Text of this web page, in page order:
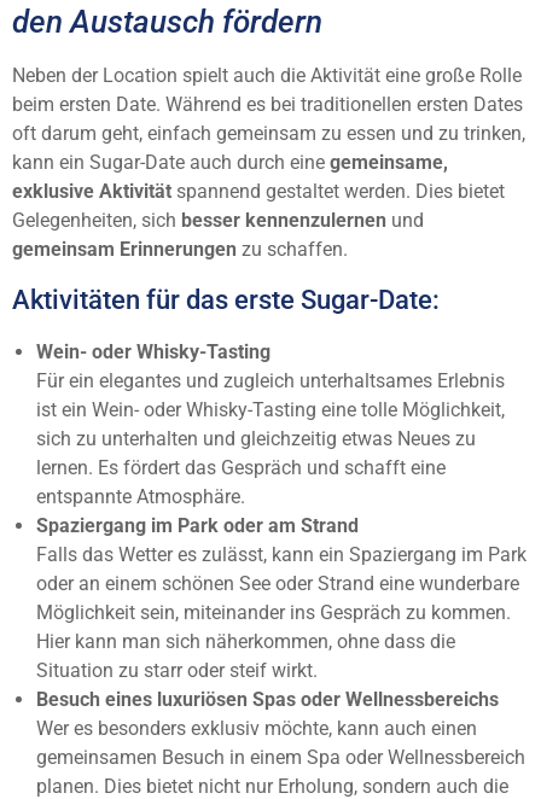
den Austausch fördern
Neben der Location spielt auch die Aktivität eine große Rolle
beim ersten Date. Während es bei traditionellen ersten Dates
oft darum geht, einfach gemeinsam zu essen und zu trinken,
kann ein Sugar-Date auch durch eine gemeinsame,
exklusive Aktivität spannend gestaltet werden. Dies bietet
Gelegenheiten, sich besser kennenzulernen und
gemeinsam Erinnerungen zu schaffen.
Aktivitäten für das erste Sugar-Date:
Wein- oder Whisky-Tasting
Für ein elegantes und zugleich unterhaltsames Erlebnis
ist ein Wein- oder Whisky-Tasting eine tolle Möglichkeit,
sich zu unterhalten und gleichzeitig etwas Neues zu
lernen. Es fördert das Gespräch und schafft eine
entspannte Atmosphäre.
Spaziergang im Park oder am Strand
Falls das Wetter es zulässt, kann ein Spaziergang im Park
oder an einem schönen See oder Strand eine wunderbare
Möglichkeit sein, miteinander ins Gespräch zu kommen.
Hier kann man sich näherkommen, ohne dass die
Situation zu starr oder steif wirkt.
Besuch eines luxuriösen Spas oder Wellnessbereichs
Wer es besonders exklusiv möchte, kann auch einen
gemeinsamen Besuch in einem Spa oder Wellnessbereich
planen. Dies bietet nicht nur Erholung, sondern auch die